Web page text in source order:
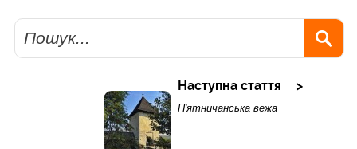
Пошук
Наступна стаття
П'ятничанська вежа